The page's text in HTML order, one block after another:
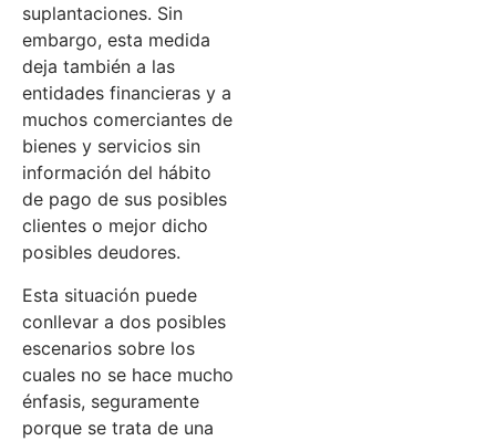
suplantaciones. Sin
embargo, esta medida
deja también a las
entidades financieras y a
muchos comerciantes de
bienes y servicios sin
información del hábito
de pago de sus posibles
clientes o mejor dicho
posibles deudores.
Esta situación puede
conllevar a dos posibles
escenarios sobre los
cuales no se hace mucho
énfasis, seguramente
porque se trata de una